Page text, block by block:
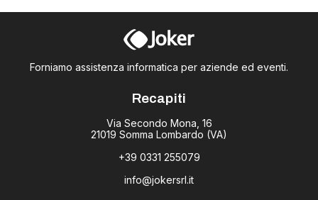
Forniamo assistenza informatica per aziende ed eventi.
Recapiti
Via Secondo Mona, 16
21019 Somma Lombardo (VA)
+39 0331 255079
info@jokersrl.it